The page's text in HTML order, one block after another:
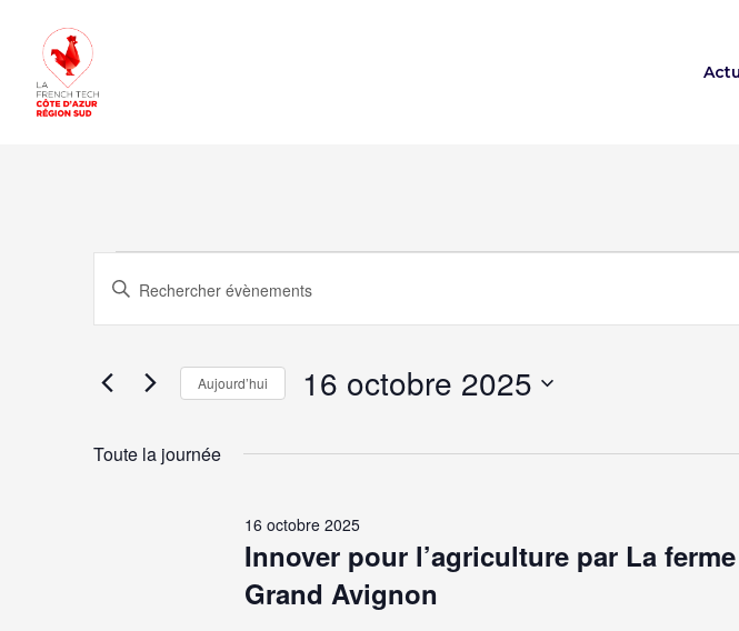
Évènements
for
16
octobre
Recherche
et
navigation
de
Évènements
Saisir
mot-
clé.
Rechercher
Évènements
Aujourd’hui 16 octobre 2025
une
Toute la journée
Innover pour l’agriculture par La
Grand Avignon
16 octobre 2025